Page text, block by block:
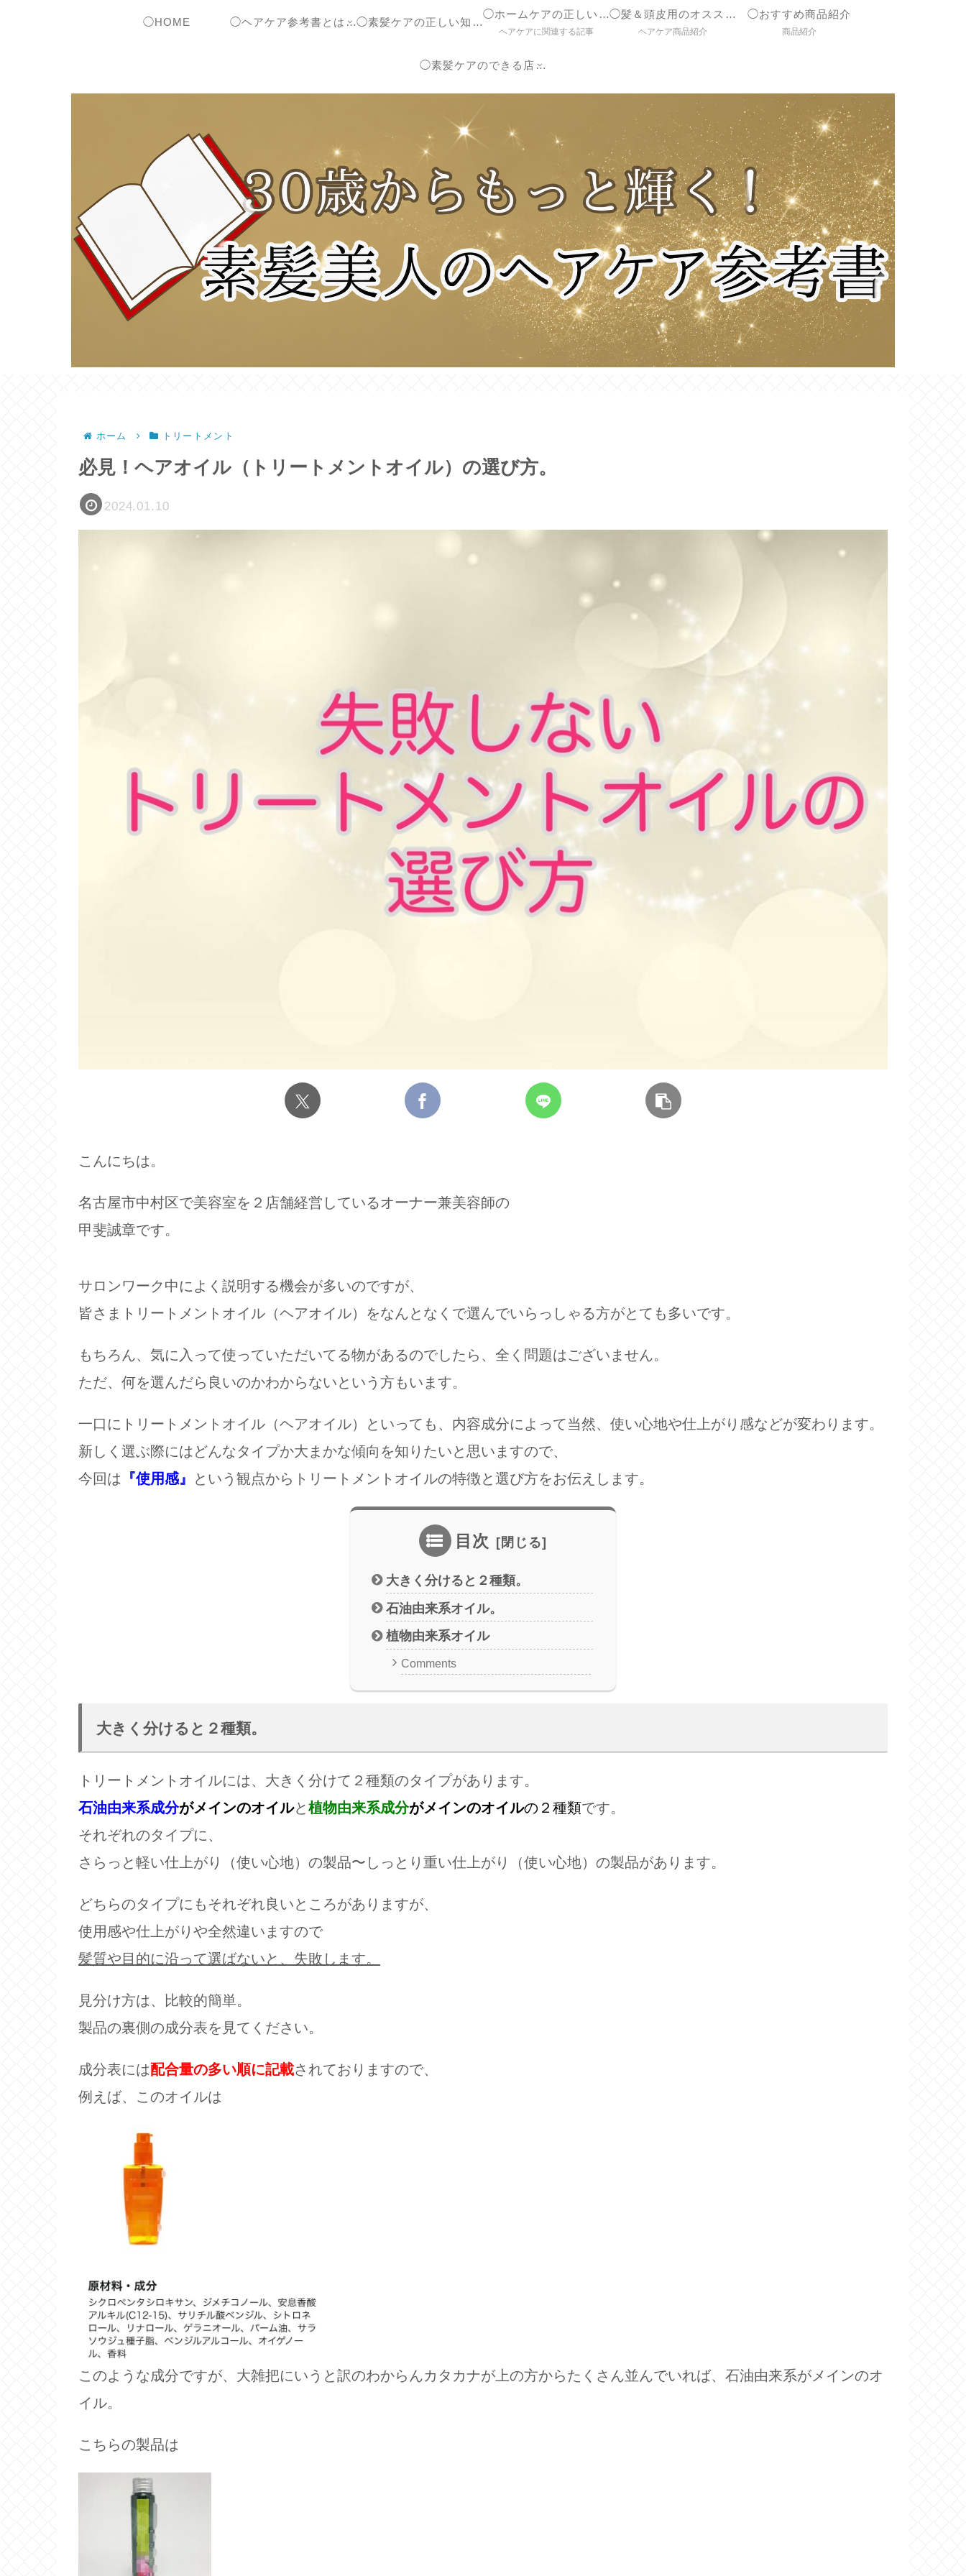
◯HOME ◯ヘアケア参考書とは？ ◯素髪ケアの正しい知識【ブログ】
◯ホームケアの正しいやり方
ヘアケアに関連する記事
◯髪＆頭皮用のオススメ商品紹介
ヘアケア商品紹介
◯おすすめ商品紹介
商品紹介
◯素髪ケアのできる店紹介
ホーム トリートメント
必見！ヘアオイル（トリートメントオイル）の選び方。
2024.01.10
こんにちは。
名古屋市中村区で美容室を２店舗経営しているオーナー兼美容師の
甲斐誠章です。
サロンワーク中によく説明する機会が多いのですが、
皆さまトリートメントオイル（ヘアオイル）をなんとなくで選んでいらっしゃる方がとても多いです。
もちろん、気に入って使っていただいてる物があるのでしたら、全く問題はございません。
ただ、何を選んだら良いのかわからないという方もいます。
一口にトリートメントオイル（ヘアオイル）といっても、内容成分によって当然、使い心地や仕上がり感などが変わります。
新しく選ぶ際にはどんなタイプか大まかな傾向を知りたいと思いますので、
今回は 『使用感』 という観点からトリートメントオイルの特徴と選び方をお伝えします。
目次
大きく分けると２種類。
石油由来系オイル。
植物由来系オイル
Comments
大きく分けると２種類。
トリートメントオイルには、大きく分けて２種類のタイプがあります。
石油由来系成分がメインのオイルと植物由来系成分がメインのオイルの２種類です。
それぞれのタイプに、
さらっと軽い仕上がり（使い心地）の製品〜しっとり重い仕上がり（使い心地）の製品があります。
どちらのタイプにもそれぞれ良いところがありますが、
使用感や仕上がりや全然違いますので
髪質や目的に沿って選ばないと、失敗します。
見分け方は、比較的簡単。
製品の裏側の成分表を見てください。
成分表には配合量の多い順に記載されておりますので、
例えば、このオイルは
このような成分ですが、大雑把にいうと訳のわからんカタカナが上の方からたくさん並んでいれば、石油由来系がメインのオ
イル。
こちらの製品は